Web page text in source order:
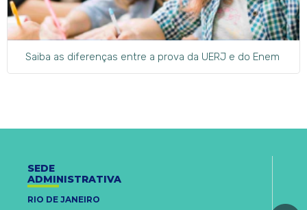
Saiba as diferenças entre a prova da UERJ e do Enem
SEDE
ADMINISTRATIVA
RIO DE JANEIRO